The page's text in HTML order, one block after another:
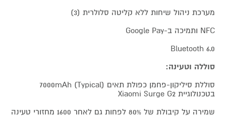
מערכת ניהול שיחות ללא קליטה סלולרית (3)
NFC ותמיכה ב-Google Pay
Bluetooth 6.0
סוללה וטעינה:
סוללת סיליקון-פחמן כפולת תאים 7000mAh (Typical)
בטכנולוגיית Xiaomi Surge G2
שמירה על קיבולת של 80% לפחות גם לאחר 1600 מחזורי טעינה